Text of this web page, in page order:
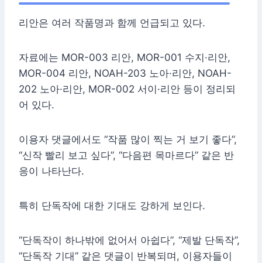
리안은 여러 작품명과 함께 언급되고 있다.
자료에는 MOR-003 리안, MOR-001 수지·리안,
MOR-004 리안, NOAH-203 노아·리안, NOAH-
202 노아·리안, MOR-002 서이·리안 등이 정리되
어 있다.
이용자 댓글에서도 “작품 많이 찍는 거 보기 좋다”,
“신작 빨리 보고 싶다”, “다음편 목마르다” 같은 반
응이 나타난다.
특히 단독작에 대한 기대도 강하게 보인다.
“단독작이 하나밖에 없어서 아쉽다”, “제발 단독작”,
“단독작 기대” 같은 댓글이 반복되며, 이용자들이